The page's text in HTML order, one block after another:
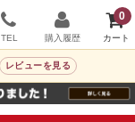
0
TEL 購入履歴
レビューを見る